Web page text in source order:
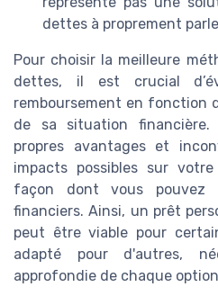
dettes à proprement
Pour choisir la meilleure
dettes, il est crucial
remboursement en fonction
de sa situation
propres avantages et
impacts possibles sur
façon dont vous pouvez
financiers. Ainsi, un prêt
peut être viable pour
adapté pour d'autres,
approfondie de chaque